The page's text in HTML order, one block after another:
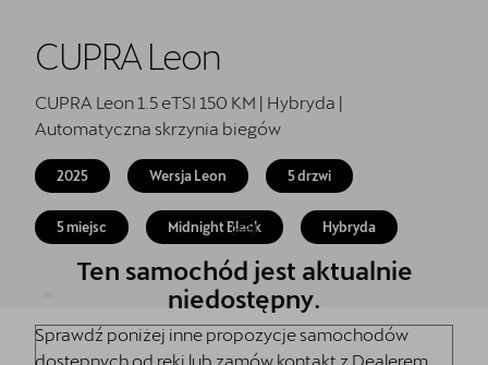
Akcesoria CUPRA
CUPRA for business
Kontakt
CUPRA Leon
CUPRA Leon 1.5 eTSI 150 KM | Hybryda |
Automatyczna skrzynia biegów
2025 Wersja Leon 5 drzwi
5 miejsc Midnight Black Hybryda
Ten samochód jest aktualnie
niedostępny.
Sprawdź poniżej inne propozycje samochodów
dostępnych od ręki lub zamów kontakt z Dealerem.